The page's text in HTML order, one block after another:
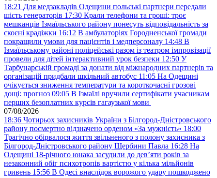
18:21 Для медзакладів Одещини польські партнери передали
шість генераторів 17:30 Крали телефони та гроші: троє
мешканців Ізмаїльського району понесуть відповідальність за
скоєні крадіжки 16:12 В амбулаторіях Городненської громади
покращили умови для пацієнтів і медперсоналу 14:48 В
Ізмаїльському районі поліцейські разом із театром імпровізації
провели для дітей інтерактивний урок безпеки 12:50 У
Тарбунарській громаді за донати від міжнародних партнерів та
організацій придбали шкільний автобус 11:05 На Одещині
очікується зниження температури та короткочасні грозові
дощі: прогноз 09:05 В Ізмаїлі вручили сертифікати учасникам
перших безоплатних курсів гагаузької мови
07/08/2026
18:36 Чотирьох захисників України з Білгород-Дністровського
району посмертно відзначено орденом «За мужність» 18:00
Трагічно обірвалося життя звільненого з полону захисника з
Білгород-Дністровського району Щербини Павла 16:28 На
Одещині 18-річного юнака засудили до дев’яти років за
незаконний обіг психотропів вартістю у кілька мільйонів
гривень 15:56 В Одесі внаслідок ворожого удару пошкоджено